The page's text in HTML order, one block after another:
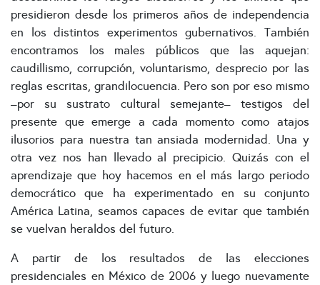
presidieron desde los primeros años de independencia
en los distintos experimentos gubernativos. También
encontramos los males públicos que las aquejan:
caudillismo, corrupción, voluntarismo, desprecio por las
reglas escritas, grandilocuencia. Pero son por eso mismo
–por su sustrato cultural semejante– testigos del
presente que emerge a cada momento como atajos
ilusorios para nuestra tan ansiada modernidad. Una y
otra vez nos han llevado al precipicio. Quizás con el
aprendizaje que hoy hacemos en el más largo periodo
democrático que ha experimentado en su conjunto
América Latina, seamos capaces de evitar que también
se vuelvan heraldos del futuro.
A partir de los resultados de las elecciones
presidenciales en México de 2006 y luego nuevamente